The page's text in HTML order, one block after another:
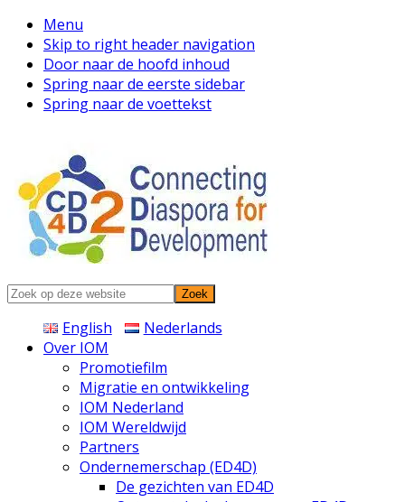
Menu
Skip to right header navigation
Door naar de hoofd inhoud
Spring naar de eerste sidebar
Spring naar de voettekst
Connecting
Zoek
website
English
Nederlands
Over IOM
Promotiefilm
Migratie en ontwikkeling
IOM Nederland
IOM Wereldwijd
Partners
Ondernemerschap (ED4D)
De gezichten van ED4D